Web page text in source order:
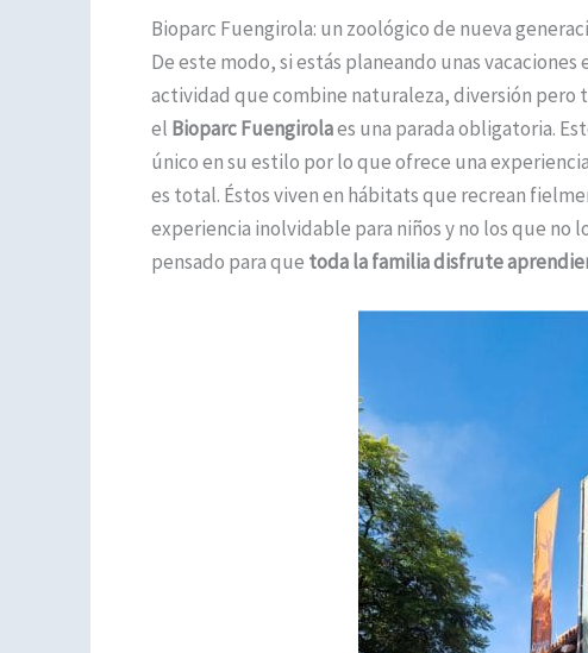
Bioparc Fuengirola: un zoológico de nueva
De este modo, si estás planeando unas vacaciones
actividad que combine naturaleza, diversión pero
el Bioparc Fuengirolaes una parada obligatoria.
único en su estilo por lo que ofrece una
es total. Éstos viven en hábitats que recrean
experiencia inolvidable para niños y no los que no
pensado para que toda la familia disfrute